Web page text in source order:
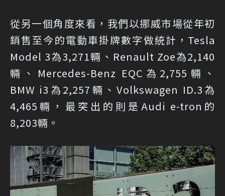
從另一個角度來看，我們以挪威市場從年初
銷售至今的電動車掛牌數字做統計，Tesla
Model 3為3,271輛、Renault Zoe為2,140
輛、Mercedes-Benz EQC為2,755輛、
BMW i3為2,257輛、Volkswagen ID.3為
4,465輛，最突出的則是Audi e-tron的
8,203輛。